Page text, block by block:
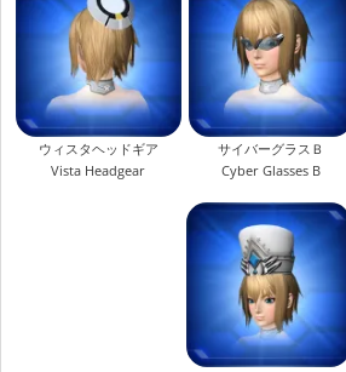
ウィスタヘッドギア
Vista Headgear
サイバーグラスＢ
Cyber Glasses B